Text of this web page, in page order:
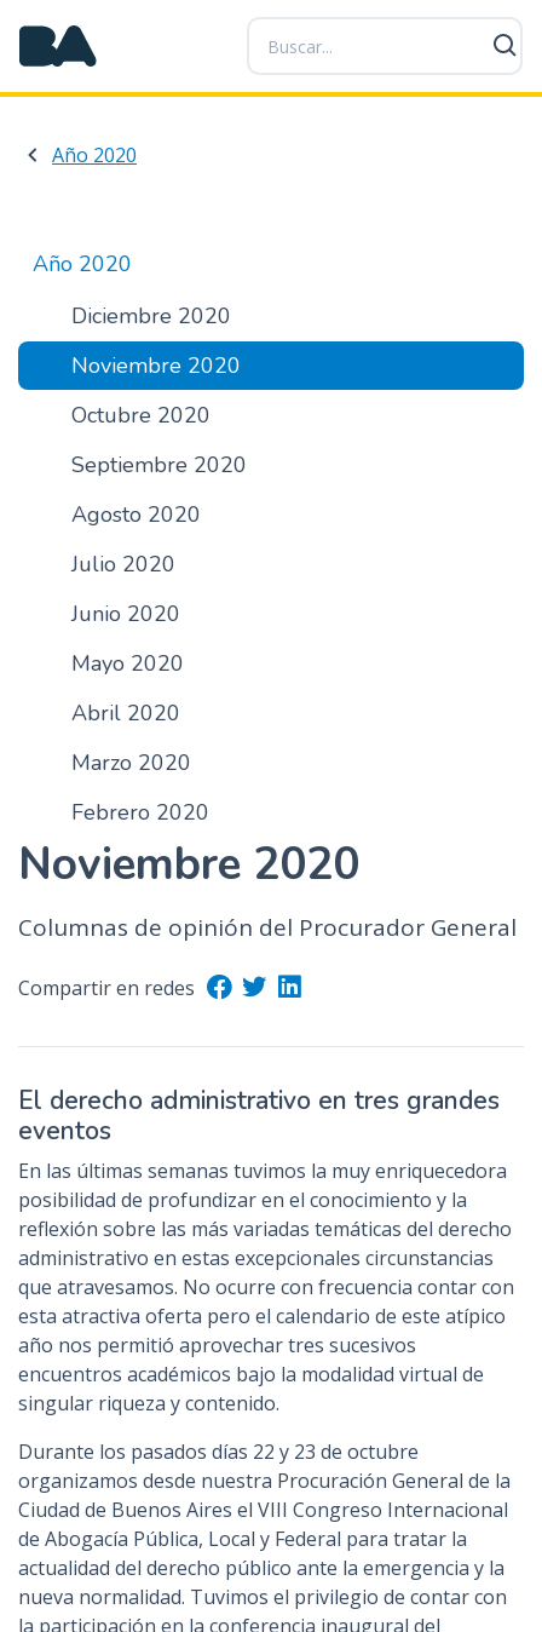
P
a
s
a
e
i
Año 2020
Año 2020
Diciembre 2020
Noviembre 2020
Octubre 2020
Septiembre 2020
Agosto 2020
Julio 2020
Junio 2020
Mayo 2020
Abril 2020
Marzo 2020
Febrero 2020
Noviembre 2020
Columnas de opinión del Procurador General
Compartir en redes
El derecho administrativo en tres grandes
eventos
En las últimas semanas tuvimos la muy enriquecedora
posibilidad de profundizar en el conocimiento y la
reflexión sobre las más variadas temáticas del derecho
administrativo en estas excepcionales circunstancias
que atravesamos. No ocurre con frecuencia contar con
esta atractiva oferta pero el calendario de este atípico
año nos permitió aprovechar tres sucesivos
encuentros académicos bajo la modalidad virtual de
singular riqueza y contenido.
Durante los pasados días 22 y 23 de octubre
organizamos desde nuestra Procuración General de la
Ciudad de Buenos Aires el VIII Congreso Internacional
de Abogacía Pública, Local y Federal para tratar la
actualidad del derecho público ante la emergencia y la
nueva normalidad. Tuvimos el privilegio de contar con
la participación en la conferencia inaugural del